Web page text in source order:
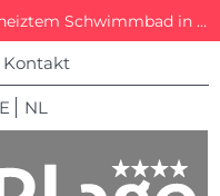
Ihr 4-Sterne-Campingplatz mit beheiztem Schwimmbad in La Trinité-sur-Mer
Kontakt
NL